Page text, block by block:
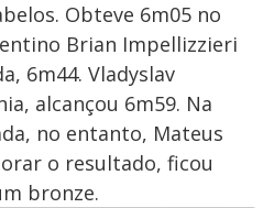
Obteve 6m05 no
Brian Impellizzieri
6m44. Vladyslav
alcançou 6m59. Na
no entanto, Mateus
o resultado, ficou
bronze.